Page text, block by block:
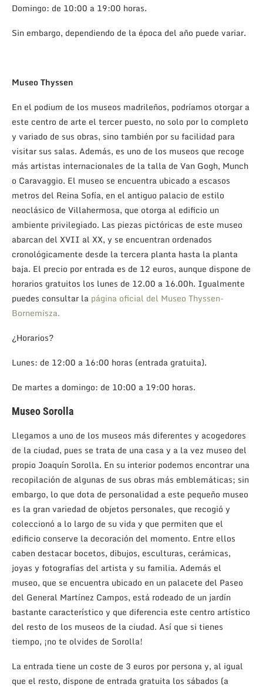
Domingo: de 10:00 a 19:00 horas.
Sin embargo, dependiendo de la época del año puede variar.
Museo Thyssen
En el podium de los museos madrileños, podríamos otorgar a
este centro de arte el tercer puesto, no solo por lo completo
y variado de sus obras, sino también por su facilidad para
visitar sus salas. Además, es uno de los museos que recoge
más artistas internacionales de la talla de Van Gogh, Munch
o Caravaggio. El museo se encuentra ubicado a escasos
metros del Reina Sofía, en el antiguo palacio de estilo
neoclásico de Villahermosa, que otorga al edificio un
ambiente privilegiado. Las piezas pictóricas de este museo
abarcan del XVII al XX, y se encuentran ordenados
cronológicamente desde la tercera planta hasta la planta
baja. El precio por entrada es de 12 euros, aunque dispone de
horarios gratuitos los lunes de 12.00 a 16.00h. Igualmente
puedes consultar la página oficial del Museo Thyssen-
Bornemisza.
¿Horarios?
Lunes: de 12:00 a 16:00 horas (entrada gratuita).
De martes a domingo: de 10:00 a 19:00 horas.
Museo Sorolla
Llegamos a uno de los museos más diferentes y acogedores
de la ciudad, pues se trata de una casa y a la vez museo del
propio Joaquín Sorolla. En su interior podemos encontrar una
recopilación de algunas de sus obras más emblemáticas; sin
embargo, lo que dota de personalidad a este pequeño museo
es la gran variedad de objetos personales, que recogió y
coleccionó a lo largo de su vida y que permiten que el
edificio conserve la decoración del momento. Entre ellos
caben destacar bocetos, dibujos, esculturas, cerámicas,
joyas y fotografías del artista y su familia. Además el
museo, que se encuentra ubicado en un palacete del Paseo
del General Martínez Campos, está rodeado de un jardín
bastante característico y que diferencia este centro artístico
del resto de los museos de la ciudad. Así que si tienes
tiempo, ¡no te olvides de Sorolla!
La entrada tiene un coste de 3 euros por persona y, al igual
que el resto, dispone de entrada gratuita los sábados (a